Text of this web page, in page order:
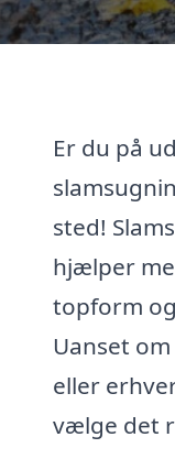
Er du på
sted!
hjælper
topform
Uanset
eller
vælge det